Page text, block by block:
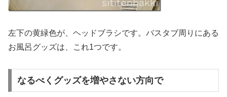
左下の黄緑色が、ヘッドブラシです。バスタブ周りにある
お風呂グッズは、これ1つです。
なるべくグッズを増やさない方向で